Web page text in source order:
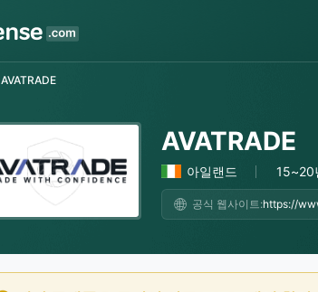
AVATRADE
AVATRADE
아일랜드 15~20
공식 웹사이트: